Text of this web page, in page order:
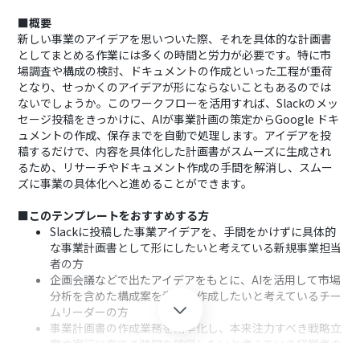
■概要
新しい事業のアイデアを思いついた際、それを具体的な計画書
としてまとめる作業には多くの時間と労力が必要です。特に市
場調査や構成の検討、ドキュメントの作成といった工程が重荷
となり、せっかくのアイデアが形にならないこともあるのでは
ないでしょうか。このワークフローを活用すれば、Slackのメッ
セージ投稿をきっかけに、AIが事業計画の策定からGoogle ドキ
ュメントの作成、保存までを自動で処理します。アイデアを投
稿するだけで、内容を具体化した計画書がスムーズに生成され
るため、リサーチやドキュメント作成の手間を解消し、スムー
ズに事業の具体化へと進めることができます。
■このテンプレートをおすすめする方
Slackに投稿した事業アイデアを、手間をかけずに具体的
な事業計画書として形にしたいと考えている新規事業担当
者の方
企画会議などで出たアイデアをもとに、AIを活用して市場
分析を含めた構成案を素早く作成したいと考えているチー
ムリーダーの方
事業計画書の作成業務を効率化し、本来注力すべき戦略立